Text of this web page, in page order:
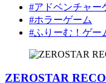
#アドベンチャー
#ホラーゲーム
#ふりーむ！ゲー
ZEROSTAR